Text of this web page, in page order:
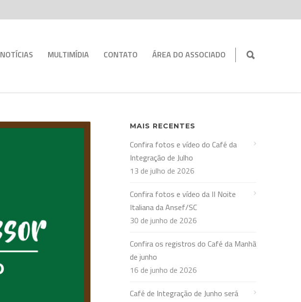
NOTÍCIAS MULTIMÍDIA CONTATO ÁREA DO ASSOCIADO
MAIS RECENTES
Confira fotos e vídeo do Café da
Integração de Julho
13 de julho de 2026
Confira fotos e vídeo da II Noite
Italiana da Ansef/SC
30 de junho de 2026
Confira os registros do Café da Manhã
de junho
16 de junho de 2026
Café de Integração de Junho será